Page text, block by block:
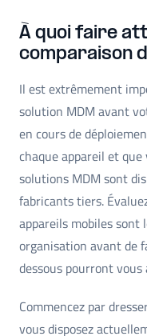
À quoi faire
comparaison
Il est extrêmement
solution MDM avant
en cours de
chaque appareil et
solutions MDM sont
fabricants tiers.
appareils mobiles
organisation avant de
dessous pourront
Commencez par
vous disposez